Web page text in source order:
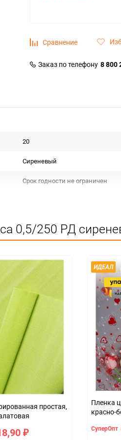
Сравнение
Заказ по телефону 8 800
20
Сиреневый
Срок годности не ограничен
Особых условий не требует
1
1
0,5/250 РД
простая,
₽
ИДЕАЛ
Пленка
красно-
СуперОпт